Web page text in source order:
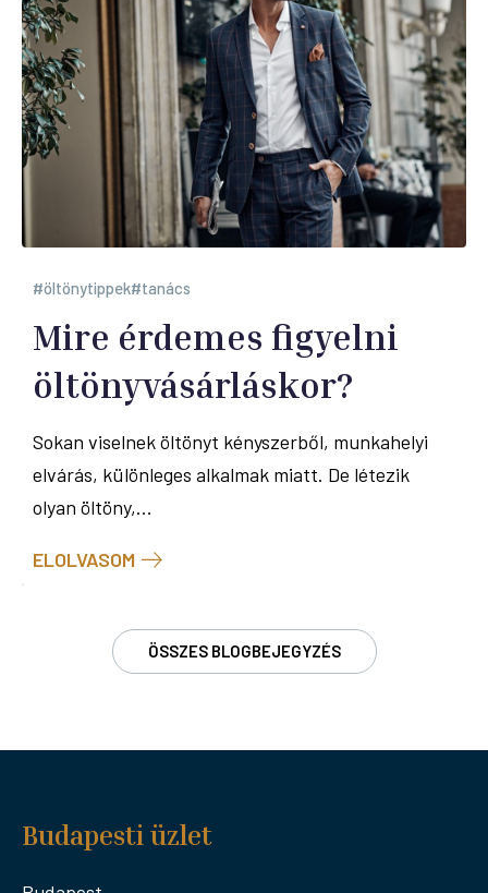
öltönytippek tanács
Mire érdemes figyelni
öltönyvásárláskor?
Sokan viselnek öltönyt kényszerből, munkahelyi
elvárás, különleges alkalmak miatt. De létezik
olyan öltöny,...
ELOLVASOM
ÖSSZES BLOGBEJEGYZÉS
Budapesti üzlet